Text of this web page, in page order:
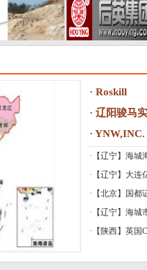
· Roskill
· 辽阳骏马
· YNW,INC.
· 【辽宁】海
· 【辽宁】大
· 【北京】国
· 【辽宁】海
· 【陕西】英